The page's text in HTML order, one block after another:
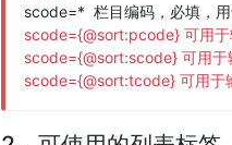
scode=* 栏目编码，必填，用
scode={@sort:pcode} 可用于
scode={@sort:scode} 可用于
scode={@sort:tcode} 可用于